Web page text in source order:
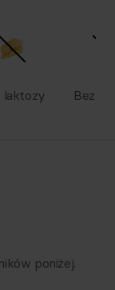
laktozy Bez
poniżej.